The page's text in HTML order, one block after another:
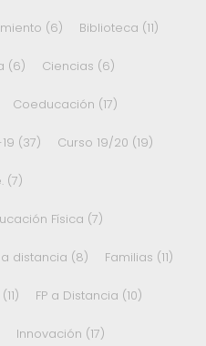
(6) Biblioteca (11)
(6) Ciencias (6)
Coeducación (17)
(37) Curso 19/20 (19)
(7)
Física (7)
distancia (8) Familias (11)
(11) FP a Distancia (10)
Innovación (17)